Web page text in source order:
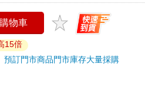
物車
15倍
預訂門市商品門市庫存大量採購